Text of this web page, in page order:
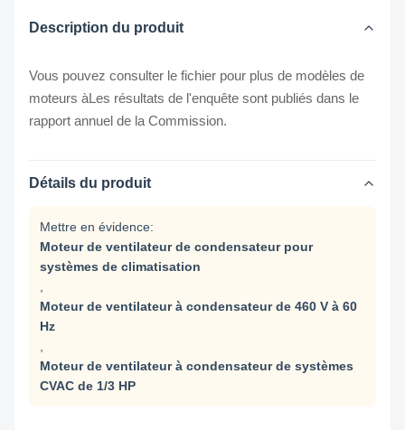
Description du produit
Vous pouvez consulter le fichier pour plus de modèles de
moteurs àLes résultats de l'enquête sont publiés dans le
rapport annuel de la Commission.
Détails du produit
Mettre en évidence:
Moteur de ventilateur de condensateur pour
systèmes de climatisation
Moteur de ventilateur à condensateur de 460 V à 60
Hz
Moteur de ventilateur à condensateur de systèmes
CVAC de 1/3 HP